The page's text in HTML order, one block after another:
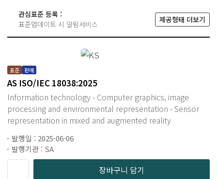
관심표준 등록 :
표준업데이트 시 알림서비스
제공형태 더보기
표준 판매
AS ISO/IEC 18038:2025
Information technology - Computer graphics, image
processing and environmental representation - Sensor
representation in mixed and augmented reality
발행일 : 2025-06-06
발행기관 : SA
장바구니 담기